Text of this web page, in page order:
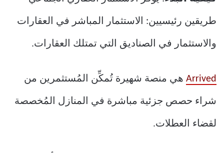
طريقين رئيسيين: الاستثمار المباشر في العقارات
والاستثمار في الصناديق التي تمتلك العقارات.
Arrived هي منصة شهيرة تُمكِّن المُستثمرين من
شراء حصص جزئية مباشرة في المنازل المُخصصة
لقضاء العطلات.